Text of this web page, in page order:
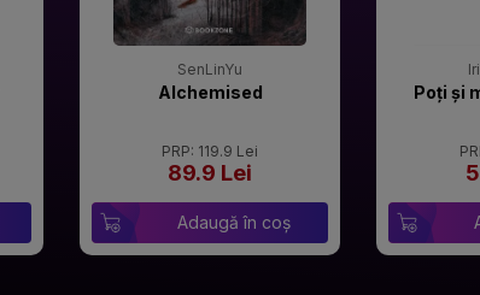
SenLinYu
Alchemised
PRP: 119.9 Lei
89.9 Lei
Adaugă în coș
Poți și